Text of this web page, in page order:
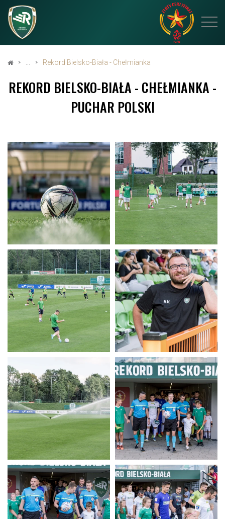
Rekord Bielsko-Biała - Chełmianka
REKORD BIELSKO-BIAŁA - CHEŁMIANKA -
PUCHAR POLSKI